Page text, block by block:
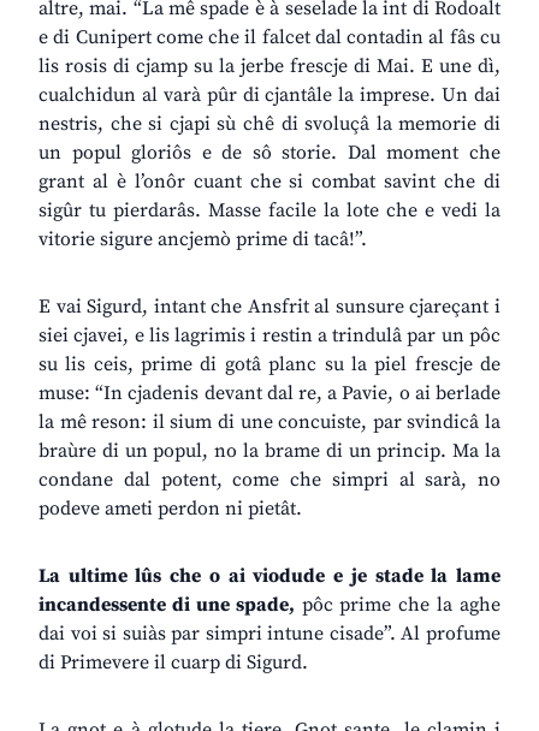
altre, mai. “La mê spade è à seselade la int di Rodoalt
e di Cunipert come che il falcet dal contadin al fâs cu
lis rosis di cjamp su la jerbe frescje di Mai. E une dì,
cualchidun al varà pûr di cjantâle la imprese. Un dai
nestris, che si cjapi sù chê di svoluçâ la memorie di
un popul gloriôs e de sô storie. Dal moment che
grant al è l’onôr cuant che si combat savint che di
sigûr tu pierdarâs. Masse facile la lote che e vedi la
vitorie sigure ancjemò prime di tacâ!”.
E vai Sigurd, intant che Ansfrit al sunsure cjareçant i
siei cjavei, e lis lagrimis i restin a trindulâ par un pôc
su lis ceis, prime di gotâ planc su la piel frescje de
muse: “In cjadenis devant dal re, a Pavie, o ai berlade
la mê reson: il sium di une concuiste, par svindicâ la
braùre di un popul, no la brame di un princip. Ma la
condane dal potent, come che simpri al sarà, no
podeve ameti perdon ni pietât.
La ultime lûs che o ai viodude e je stade la lame
incandessente di une spade, pôc prime che la aghe
dai voi si suiàs par simpri intune cisade”. Al profume
di Primevere il cuarp di Sigurd.